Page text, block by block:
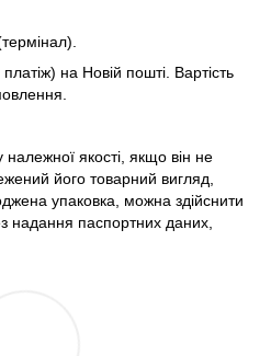
на Новій пошті. Вартість
якості, якщо він не
його товарний вигляд,
упаковка, можна здійснити
надання паспортних даних,